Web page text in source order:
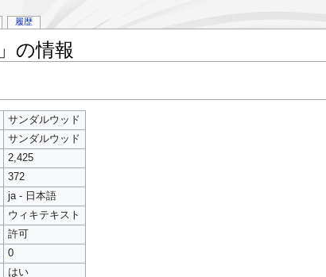
の情報
サンダルウッド
サンダルウッド
2,425
372
ja - 日本語
ウィキテキスト
許可
0
はい
履歴